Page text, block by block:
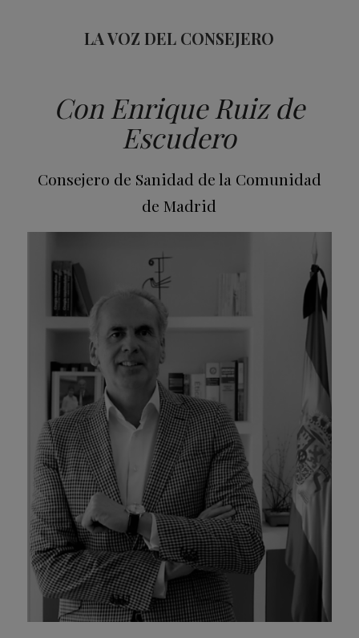
LA VOZ DEL CONSEJERO
Con Enrique Ruiz de
Escudero
Consejero de Sanidad de la Comunidad
de Madrid